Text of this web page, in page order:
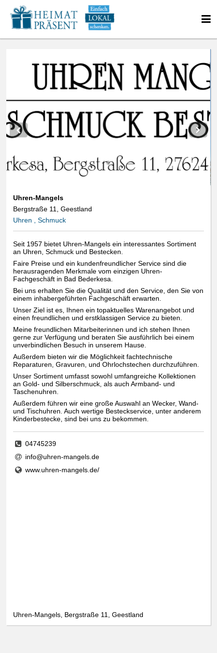
Uhren-Mangels
Bergstraße 11, Geestland
Uhren , Schmuck
Seit 1957 bietet Uhren-Mangels ein interessantes Sortiment
an Uhren, Schmuck und Bestecken.
Faire Preise und ein kundenfreundlicher Service sind die
herausragenden Merkmale vom einzigen Uhren-
Fachgeschäft in Bad Bederkesa.
Bei uns erhalten Sie die Qualität und den Service, den Sie von
einem inhabergeführten Fachgeschäft erwarten.
Unser Ziel ist es, Ihnen ein topaktuelles Warenangebot und
einen freundlichen und erstklassigen Service zu bieten.
Meine freundlichen Mitarbeiterinnen und ich stehen Ihnen
gerne zur Verfügung und beraten Sie ausführlich bei einem
unverbindlichen Besuch in unserem Hause.
Außerdem bieten wir die Möglichkeit fachtechnische
Reparaturen, Gravuren, und Ohrlochstechen durchzuführen.
Unser Sortiment umfasst sowohl umfangreiche Kollektionen
an Gold- und Silberschmuck, als auch Armband- und
Taschenuhren.
Außerdem führen wir eine große Auswahl an Wecker, Wand-
und Tischuhren. Auch wertige Besteckservice, unter anderem
Kinderbestecke, sind bei uns zu bekommen.
04745239
info@uhren-mangels.de
www.uhren-mangels.de/
Uhren-Mangels, Bergstraße 11, Geestland